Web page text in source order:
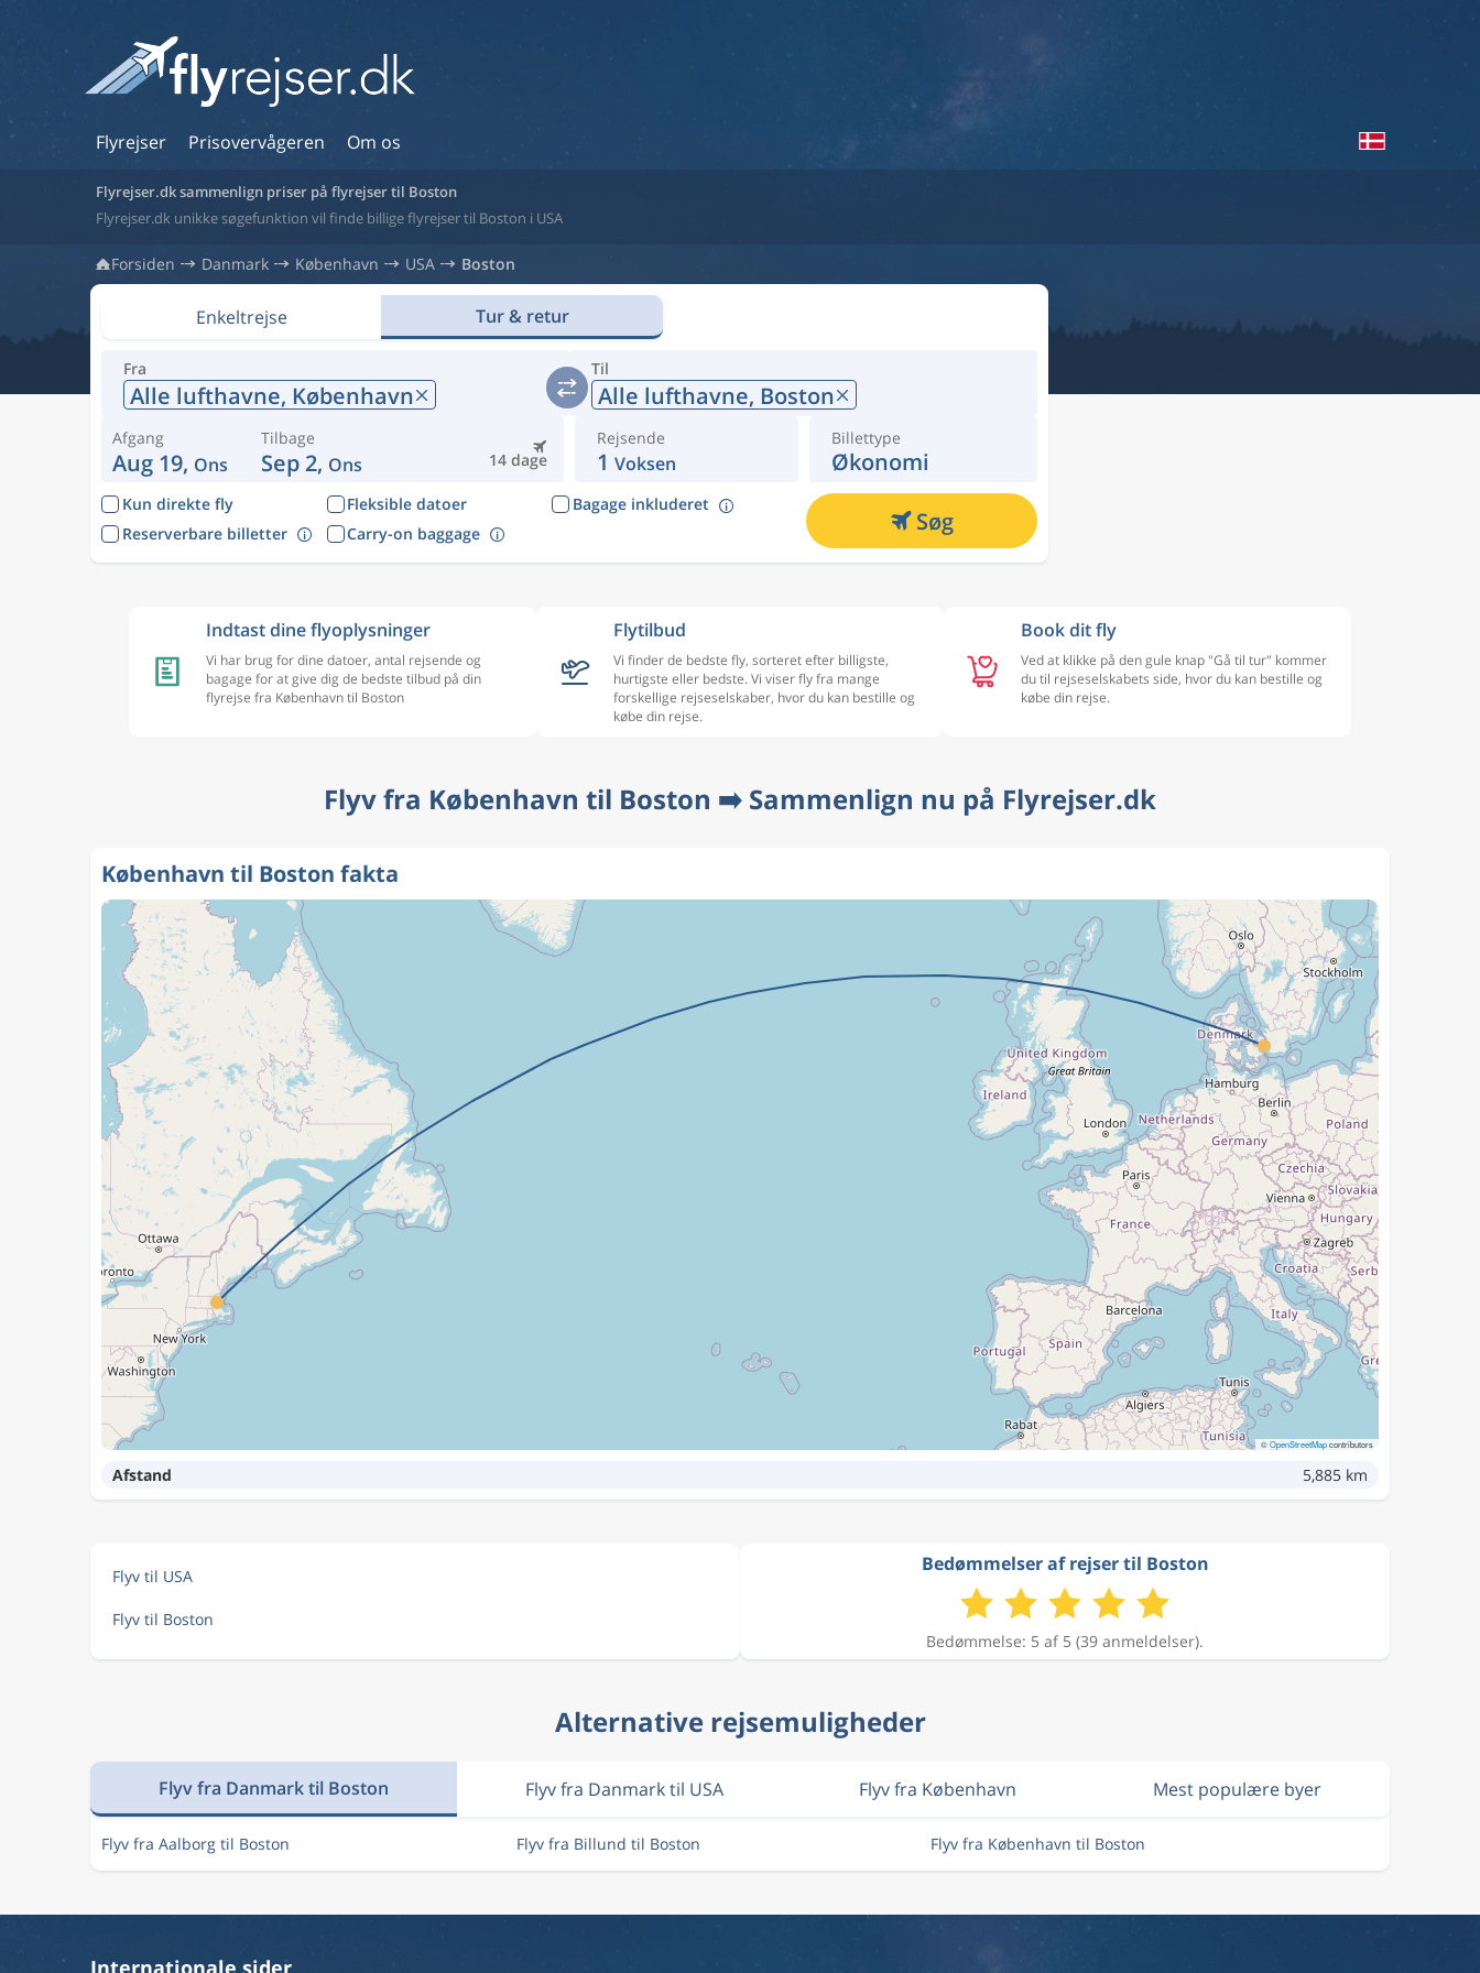
Flyrejser Prisovervågeren Om os
Flyrejser.dk sammenlign priser på flyrejser til Boston
Flyrejser.dk unikke søgefunktion vil finde billige flyrejser til Boston i USA
Forsiden Danmark København USA Boston
Enkeltrejse Tur & retur
Fra
Alle lufthavne, København
Til
Alle lufthavne, Boston
Afgang
Aug 19, Ons 14 dage
Tilbage
Sep 2, Ons
Rejsende
1 Voksen
Billettype
Økonomi
Kun direkte fly Fleksible datoer
Bagage inkluderet
Reserverbare billetter
Carry-on baggage Søg
Indtast dine flyoplysninger
Vi har brug for dine datoer, antal rejsende og
bagage for at give dig de bedste tilbud på din
flyrejse fra København til Boston
Flytilbud
Vi finder de bedste fly, sorteret efter billigste,
hurtigste eller bedste. Vi viser fly fra mange
forskellige rejseselskaber, hvor du kan bestille og
købe din rejse.
Book dit fly
Ved at klikke på den gule knap "Gå til tur" kommer
du til rejseselskabets side, hvor du kan bestille og
købe din rejse.
Flyv fra København til Boston ➡️ Sammenlign nu på Flyrejser.dk
København til Boston fakta
©OpenStreetMapcontributors
Afstand 5,885 km
Flyv til USA
Flyv til Boston
Bedømmelser af rejser til Boston
Bedømmelse: 5 af 5 (39 anmeldelser).
Alternative rejsemuligheder
Flyv fra Danmark til Boston Flyv fra Danmark til USA Flyv fra København Mest populære byer
Flyv fra Aalborg til Boston Flyv fra Billund til Boston Flyv fra København til Boston
Internationale sider